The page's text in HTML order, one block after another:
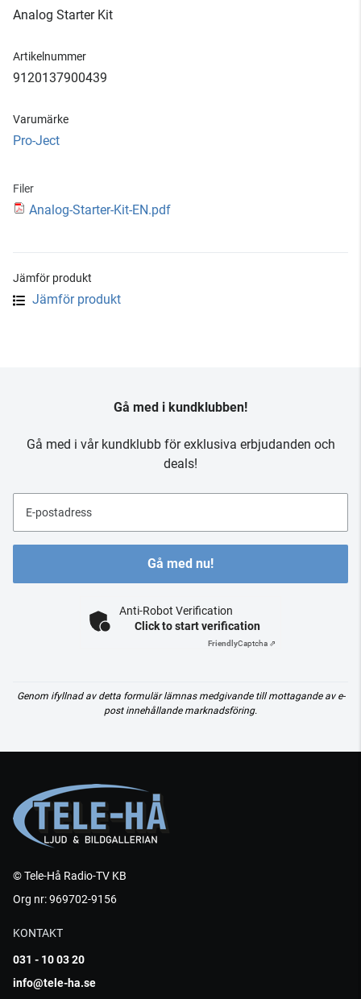
Analog Starter Kit
Artikelnummer
9120137900439
Varumärke
Pro-Ject
Filer
Analog-Starter-Kit-EN.pdf
Jämför produkt
Jämför produkt
Gå med i kundklubben!
Gå med i vår kundklubb för exklusiva erbjudanden och
deals!
E-postadress
Gå med nu!
Anti-Robot Verification
Click to start verification
FriendlyCaptcha ⇗
Genom ifyllnad av detta formulär lämnas medgivande till mottagande av e-
post innehållande marknadsföring.
© Tele-Hå Radio-TV KB
Org nr: 969702-9156
KONTAKT
031 - 10 03 20
info@tele-ha.se